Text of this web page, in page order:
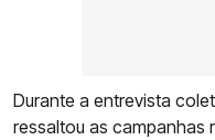
Durante a entrevista
ressaltou as campanhas